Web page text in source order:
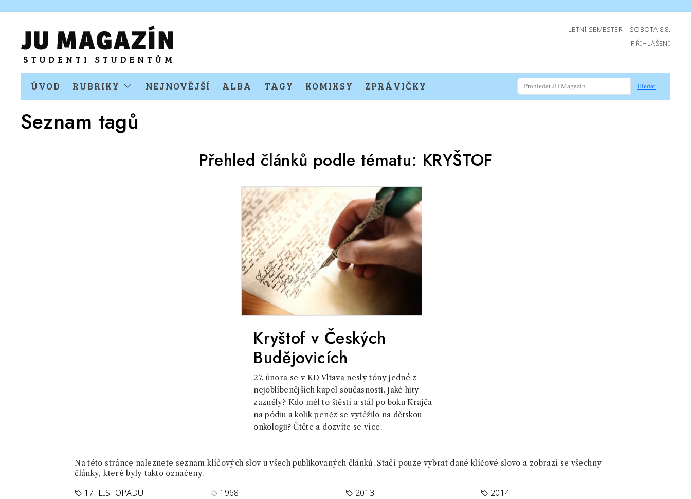
LETNÍ SEMESTER | SOBOTA 8.8.
PŘIHLÁŠENÍ
ÚVOD RUBRIKY NEJNOVĚJŠÍ ALBA TAGY KOMIKSY ZPRÁVIČKY Hledat
Seznam tagů
Přehled článků podle tématu: KRYŠTOF
Kryštof v Českých
Budějovicích
27. února se v KD Vltava nesly tóny jedné z
nejoblíbenějších kapel současnosti. Jaké hity
zazněly? Kdo měl to štěstí a stál po boku Krajča
na pódiu a kolik peněz se vytěžilo na dětskou
onkologii? Čtěte a dozvíte se více.
Na této stránce naleznete seznam klíčových slov u všech publikovaných článků. Stačí pouze vybrat dané klíčové slovo a zobrazí se všechny
články, které byly takto označeny.
17. LISTOPADU 1968 2013
2014